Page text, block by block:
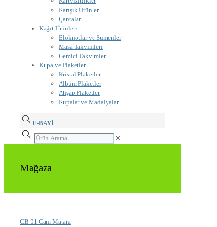
Karışık Ürünler
Çantalar
Kağıt Ürünleri
Bloknotlar ve Sümenler
Masa Takvimleri
Gemici Takvimler
Kupa ve Plaketler
Kristal Plaketler
Albüm Plaketler
Ahşap Plaketler
Kupalar ve Madalyalar
E-BAYİ
✕
Mağaza
CB-01 Cam Matara